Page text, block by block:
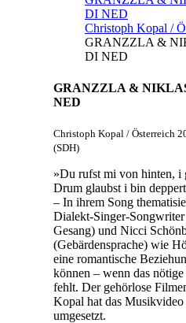
DI NED
Christoph Kopal /
GRANZZLA &
DI NED
GRANZZLA &
NED
Christoph Kopal / Österreich
(SDH)
»Du rufst mi von hinten, i
Drum glaubst i bin
– In ihrem Song
Dialekt-Singer-
Gesang) und Nicci
(Gebärdensprache) wie
eine romantische
können – wenn das
fehlt. Der gehörlose
Kopal hat das
umgesetzt.